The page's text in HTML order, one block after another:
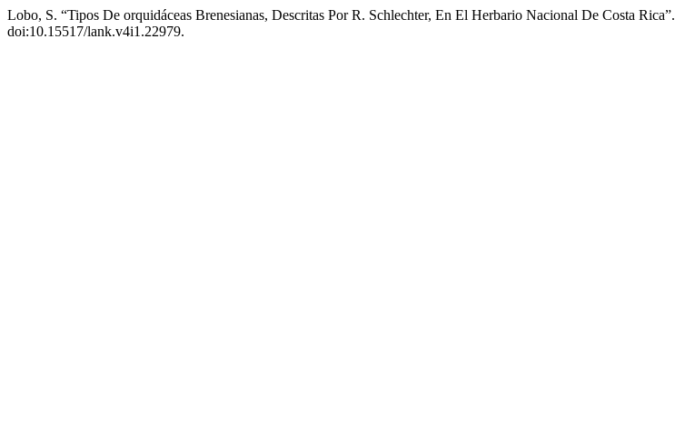
Lobo, S. “Tipos De orquidáceas Brenesianas, Descritas Por R. Schlechter, En El Herbario Nacional De Costa Rica”.
doi:10.15517/lank.v4i1.22979.